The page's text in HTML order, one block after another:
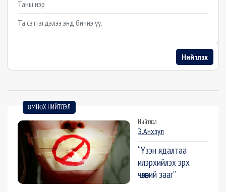
Example textarea
Нийтлэх
ӨМНӨХ НИЙТЛЭЛ
Нийтлэл
Э.Анхзул
“Үзэн ядалтаа
илэрхийлэх эрх
чөлөөний зааг”